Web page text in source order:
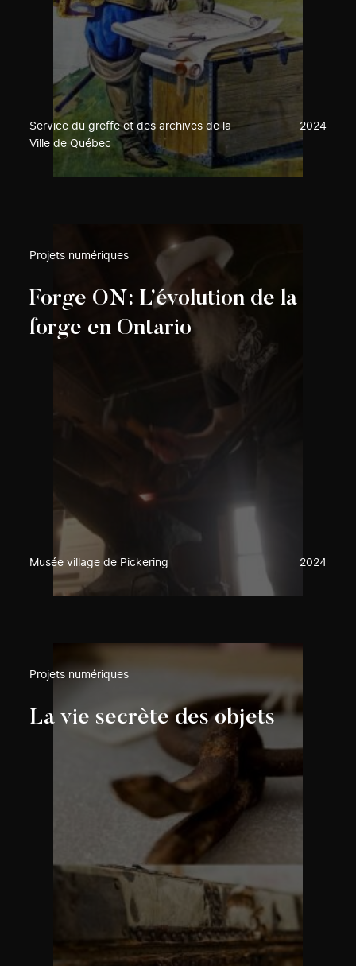
Service du greffe et des archives de la
Ville de Québec
2024
Projets numériques
Forge ON: L’évolution de la
forge en Ontario
Musée village de Pickering 2024
Projets numériques
La vie secrète des objets